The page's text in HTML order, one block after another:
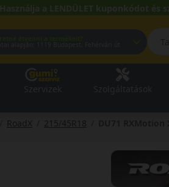
Használja a LENDÜLET kuponkódot és
RoadX 215/45R18